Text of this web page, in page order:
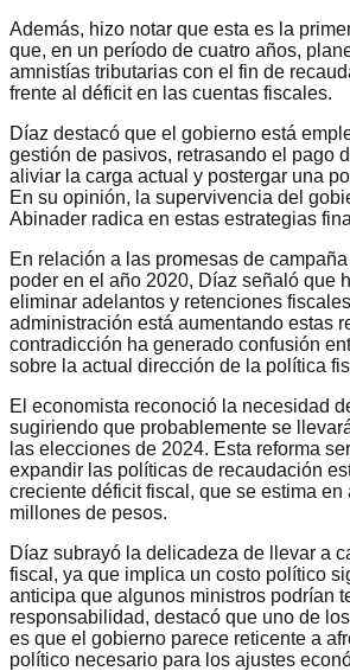
Además, hizo notar que esta es la
que, en un período de cuatro años,
amnistías tributarias con el fin de
frente al déficit en las cuentas fiscales.
Díaz destacó que el gobierno está
gestión de pasivos, retrasando el pago
aliviar la carga actual y postergar una
En su opinión, la supervivencia del
Abinader radica en estas estrategias
En relación a las promesas de
poder en el año 2020, Díaz señaló que
eliminar adelantos y retenciones
administración está aumentando estas
contradicción ha generado confusión
sobre la actual dirección de la política
El economista reconoció la necesidad
sugiriendo que probablemente se
las elecciones de 2024. Esta reforma
expandir las políticas de recaudación
creciente déficit fiscal, que se estima en
millones de pesos.
Díaz subrayó la delicadeza de llevar a
fiscal, ya que implica un costo político
anticipa que algunos ministros podrían
responsabilidad, destacó que uno de
es que el gobierno parece reticente a
político necesario para los ajustes